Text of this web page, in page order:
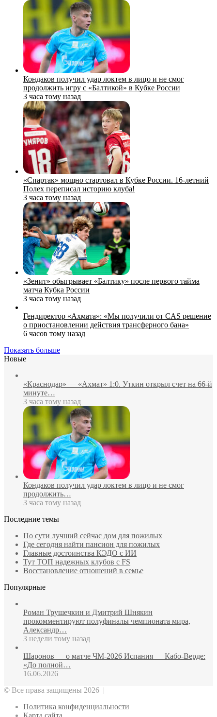
Кондаков получил удар локтем в лицо и не смог
продолжить игру с «Балтикой» в Кубке России
3 часа тому назад
«Спартак» мощно стартовал в Кубке России. 16-летний
Полех переписал историю клуба!
3 часа тому назад
«Зенит» обыгрывает «Балтику» после первого тайма
матча Кубка России
3 часа тому назад
Гендиректор «Ахмата»: «Мы получили от CAS решение
о приостановлении действия трансферного бана»
6 часов тому назад
Показать больше
Новые
«Краснодар» — «Ахмат» 1:0. Уткин открыл счет на 66‑й
минуте…
3 часа тому назад
Кондаков получил удар локтем в лицо и не смог
продолжить…
3 часа тому назад
Последние темы
По сути лучший сейчас дом для пожилых
Где сегодня найти пансион для пожилых
Главные достоинства КЭДО с ИИ
Тут ТОП надежных клубов с FS
Восстановление отношений в семье
Популярные
Роман Трушечкин и Дмитрий Шнякин
прокомментируют полуфиналы чемпионата мира,
Александр…
3 недели тому назад
Шаронов — о матче ЧМ‑2026 Испания — Кабо‑Верде:
«До полной…
16.06.2026
© Все права защищены 2026 |
Политика конфиденциальности
Карта сайта